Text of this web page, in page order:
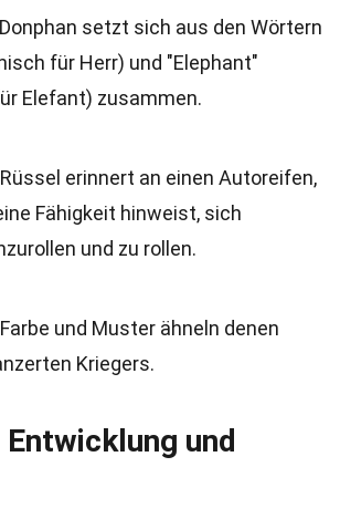
setzt sich aus den Wörtern
für Herr) und "Elephant"
Elefant) zusammen.
erinnert an einen Autoreifen,
Fähigkeit hinweist, sich
und zu rollen.
und Muster ähneln denen
Kriegers.
Entwicklung und